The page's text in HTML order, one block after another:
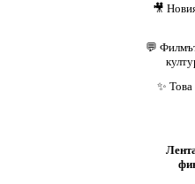
🎥
💬
✨ Това